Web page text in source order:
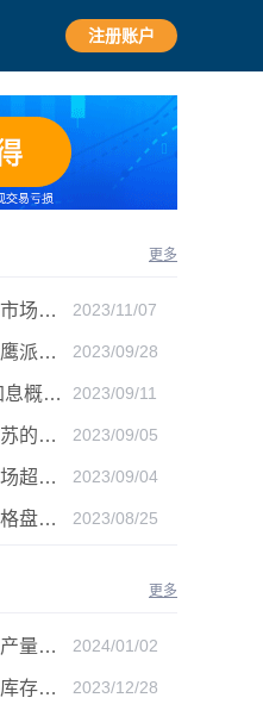
注册账户
更多
AvaTrade：劳动力市场宽松，黄金下跌 2023/11/07
AvaTrade：美联储鹰派言论，黄金价格小幅度波动 2023/09/28
AvaTrade:美联储加息概率上升，黄金震荡短期压力 2023/09/11
AvaTrade：经济复苏的刺激下，黄金保持震荡继续走跌 2023/09/05
AvaTrade：非农市场超过预期，黄金价格震荡 2023/09/04
AvaTrade：黄金价格盘内开启窄幅慢跌行情 2023/08/25
更多
AvaTrade：美原油产量下降，原油期货价格下跌 2024/01/02
AvaTrade：国原油库存的增加，原油期货开盘价格上涨 2023/12/28